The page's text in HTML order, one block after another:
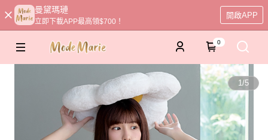
曼黛瑪璉
立即下載APP最高領$700！
開啟APP
0
1/5